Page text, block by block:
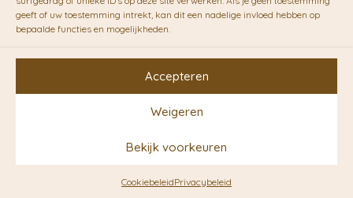
geeft of uw toestemming intrekt, kan dit een nadelige invloed hebben op
bepaalde functies en mogelijkheden.
Accepteren
Weigeren
Bekijk voorkeuren
CookiebeleidPrivacybeleid
10.00 uur besteld op een doordeweekse dag,
bezorgen zij soms nog op dezelfde dag in de
avonduren! Brievenbuspakjes de volgende dag. En
waar mogelijk ook echt op de fiets!!
Conceptstore | Designed by
Ontwerpunie